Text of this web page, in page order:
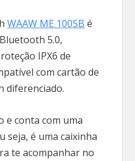
WAAW ME 100SB é
5.0,
IPX6 de
com cartão de
diferenciado.
e conta com uma
seja, é uma caixinha
te acompanhar no